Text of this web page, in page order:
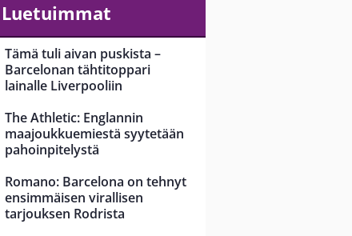
Luetuimmat
Tämä tuli aivan puskista –
Barcelonan tähtitoppari
lainalle Liverpooliin
The Athletic: Englannin
maajoukkuemiestä syytetään
pahoinpitelystä
Romano: Barcelona on tehnyt
ensimmäisen virallisen
tarjouksen Rodrista